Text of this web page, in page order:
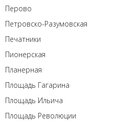
Перово
Петровско-Разумовская
Печатники
Пионерская
Планерная
Площадь Гагарина
Площадь Ильича
Площадь Революции